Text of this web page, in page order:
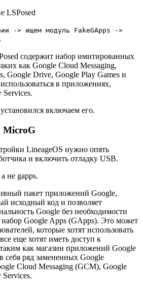
LSPosed
-> ищем модуль FakeGApps ->
содержит набор имитированных
как Google Cloud Messaging,
Google Drive, Google Play Games и
в приложениях,
включаем его.
MicroG
LineageOS нужно опять
и включить отладку USB.
не gapps.
пакет приложений Google,
исходный код и позволяет
Google без необходимости
Google Apps (GApps). Это может
которые хотят использовать
еще хотят иметь доступ к
как магазин приложений Google
себя ряд замененных Google
Cloud Messaging (GCM), Google